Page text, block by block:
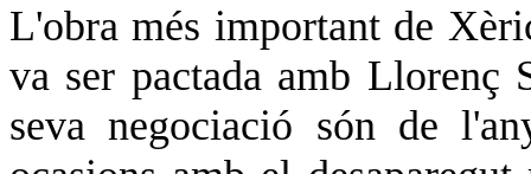
L'obra més important de
va ser pactada amb Llorenç
seva negociació són de